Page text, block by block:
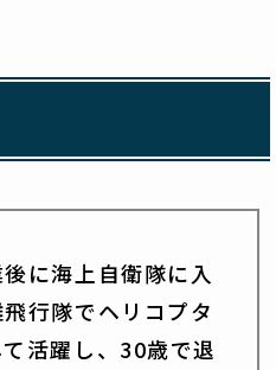
に海上自衛隊に入
行隊でヘリコプタ
活躍し、30歳で退